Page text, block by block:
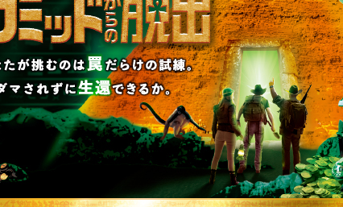
制作のご相談、コラボレーションなど、
お気軽にお問い合わせください。
▼一般のお客様はこちら
公演内容、チケットのお問い合わせ